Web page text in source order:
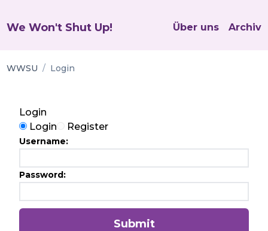
We Won't Shut Up! Über uns Archiv
WWSU / Login
Login
Login or Register?
Login Register
Username:
Password:
Submit